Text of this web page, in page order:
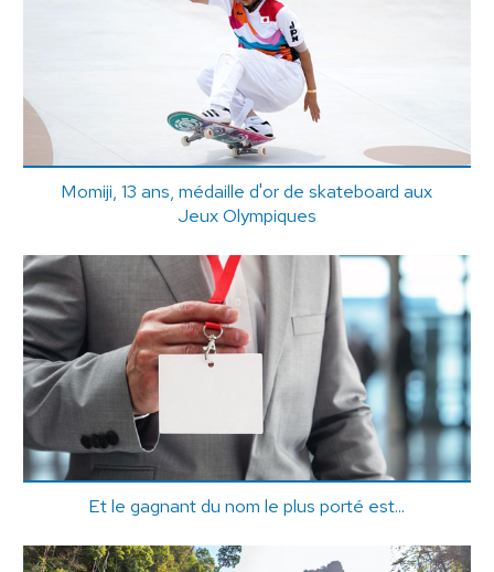
Momiji, 13 ans, médaille d'or de skateboard aux
Jeux Olympiques
Et le gagnant du nom le plus porté est...